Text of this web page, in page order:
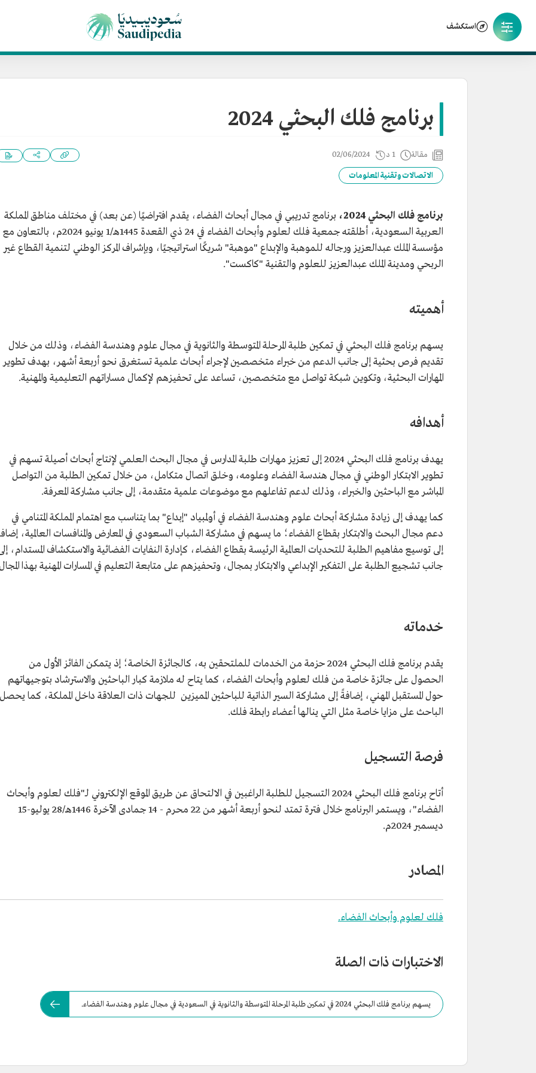
استكشف
برنامج فلك البحثي 2024
مقالة 1 د 02/06/2024
الاتصالات وتقنية المعلومات
برنامج فلك البحثي 2024،
برنامج تدريبي في مجال أبحاث الفضاء، يقدم افتراضيًا (عن بعد) في مختلف مناطق المملكة
العربية السعودية، أطلقته جمعية فلك لعلوم وأبحاث الفضاء في 24 ذي القعدة 1445هـ/1 يونيو 2024م، بالتعاون مع
مؤسسة الملك عبدالعزيز ورجاله للموهبة والإبداع "موهبة" شريكًا استراتيجيًا، وبإشراف المركز الوطني لتنمية القطاع غير
الربحي ومدينة الملك عبدالعزيز للعلوم والتقنية "كاكست".
أهميته
يسهم برنامج فلك البحثي في تمكين طلبة المرحلة المتوسطة والثانوية في مجال علوم وهندسة الفضاء، وذلك من خلال
تقديم فرص بحثية إلى جانب الدعم من خبراء متخصصين لإجراء أبحاث علمية تستغرق نحو أربعة أشهر، بهدف تطوير
المهارات البحثية، وتكوين شبكة تواصل مع متخصصين، تساعد على تحفيزهم لإكمال مساراتهم التعليمية والمهنية.
أهدافه
يهدف برنامج فلك البحثي 2024 إلى تعزيز مهارات طلبة المدارس في مجال البحث العلمي لإنتاج أبحاث أصيلة تسهم في
تطوير الابتكار الوطني في مجال هندسة الفضاء وعلومه، وخلق اتصال متكامل، من خلال تمكين الطلبة من التواصل
المباشر مع الباحثين والخبراء، وذلك لدعم تفاعلهم مع موضوعات علمية متقدمة، إلى جانب مشاركة المعرفة.
كما يهدف إلى زيادة مشاركة أبحاث علوم وهندسة الفضاء في أولمبياد "إبداع" بما يتناسب مع اهتمام المملكة المتنامي في
دعم مجال البحث والابتكار بقطاع الفضاء؛ ما يسهم في مشاركة الشباب السعودي في المعارض والمنافسات العالمية،
إلى توسيع مفاهيم الطلبة للتحديات العالمية الرئيسة بقطاع الفضاء، كإدارة النفايات الفضائية والاستكشاف المستدام،
جانب تشجيع الطلبة على التفكير الإبداعي والابتكار بمجال، وتحفيزهم على متابعة التعليم في المسارات المهنية بهذا
خدماته
يقدم برنامج فلك البحثي 2024 حزمة من الخدمات للملتحقين به، كالجائزة الخاصة؛ إذ يتمكن الفائز الأول من
الحصول على جائزة خاصة من فلك لعلوم وأبحاث الفضاء، كما يتاح له ملازمة كبار الباحثين والاسترشاد بتوجيهاتهم
حول المستقبل المهني، إضافةً إلى مشاركة السير الذاتية للباحثين المميزين للجهات ذات العلاقة داخل المملكة، كما يحصل
الباحث على مزايا خاصة مثل التي ينالها أعضاء رابطة فلك.
فرصة التسجيل
أتاح برنامج فلك البحثي 2024 التسجيل للطلبة الراغبين في الالتحاق عن طريق الموقع الإلكتروني لـ"فلك لعلوم وأبحاث
الفضاء"، ويستمر البرنامج خلال فترة تمتد لنحو أربعة أشهر من 22 محرم - 14 جمادى الآخرة 1446هـ/28 يوليو-15
ديسمبر 2024م.
المصادر
فلك لعلوم وأبحاث الفضاء.
الاختبارات ذات الصلة
يسهم برنامج فلك البحثي 2024 في تمكين طلبة المرحلة المتوسطة والثانوية في السعودية في مجال علوم وهندسة الفضاء.